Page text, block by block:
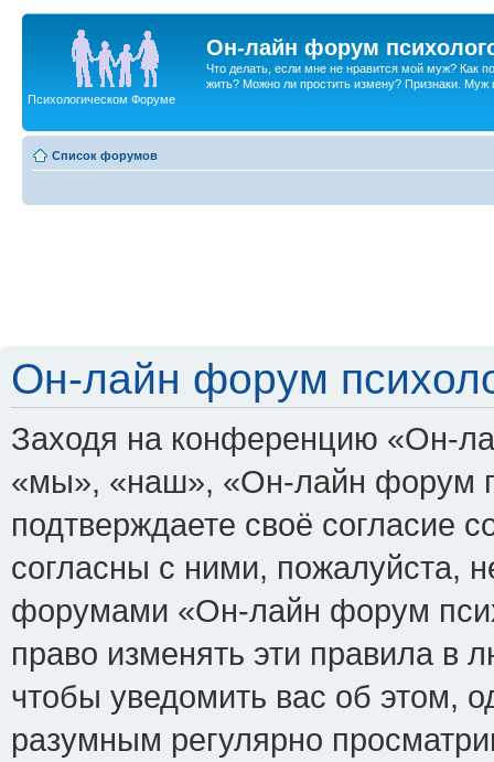
Он-лайн форум
Что делать, если мне не нравится мой муж? Как
жить? Можно ли простить измену? Признаки. Муж
Психологическом Форуме
Список форумов
Он-лайн форум
Заходя на конференцию «Он-
«мы», «наш», «Он-лайн форум
подтверждаете своё
согласны с ними, пожалуйста,
форумами «Он-лайн форум
право изменять эти правила в
чтобы уведомить вас об этом,
разумным регулярно